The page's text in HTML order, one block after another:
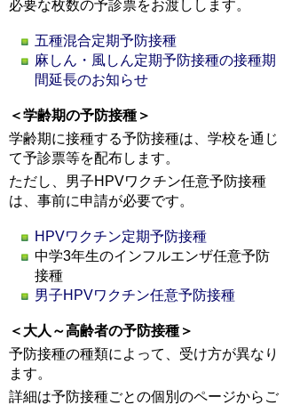
必要な枚数の予診票をお渡しします。
五種混合定期予防接種
麻しん・風しん定期予防接種の接種期
間延長のお知らせ
＜学齢期の予防接種＞
学齢期に接種する予防接種は、学校を通じ
て予診票等を配布します。
ただし、男子HPVワクチン任意予防接種
は、事前に申請が必要です。
HPVワクチン定期予防接種
中学3年生のインフルエンザ任意予防
接種
男子HPVワクチン任意予防接種
＜大人～高齢者の予防接種＞
予防接種の種類によって、受け方が異なり
ます。
詳細は予防接種ごとの個別のページからご